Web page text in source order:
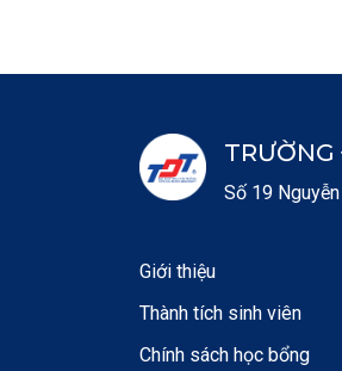
Số 19
Giới thiệu
Thành tích sinh viên
Chính sách học bổng